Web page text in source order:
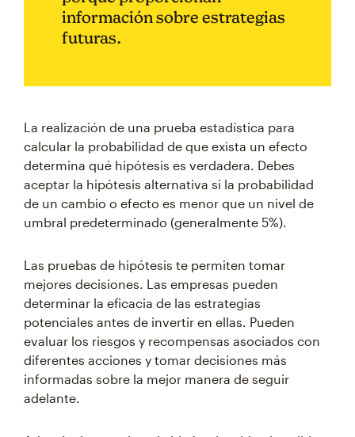
información sobre estrategias
futuras.
La realización de una prueba estadística para
calcular la probabilidad de que exista un efecto
determina qué hipótesis es verdadera. Debes
aceptar la hipótesis alternativa si la probabilidad
de un cambio o efecto es menor que un nivel de
umbral predeterminado (generalmente 5%).
Las pruebas de hipótesis te permiten tomar
mejores decisiones. Las empresas pueden
determinar la eficacia de las estrategias
potenciales antes de invertir en ellas. Pueden
evaluar los riesgos y recompensas asociados con
diferentes acciones y tomar decisiones más
informadas sobre la mejor manera de seguir
adelante.